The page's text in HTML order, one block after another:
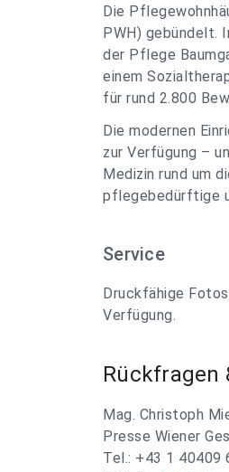
Die
PWH) gebündelt.
der Pflege
einem
für rund 2.800
Die modernen
zur Verfügung –
Medizin rund um
pflegebedürftige
Service
Druckfähige
Verfügung.
Rückfragen
Mag. Christoph
Presse Wiener
Tel.: +43 1 40409